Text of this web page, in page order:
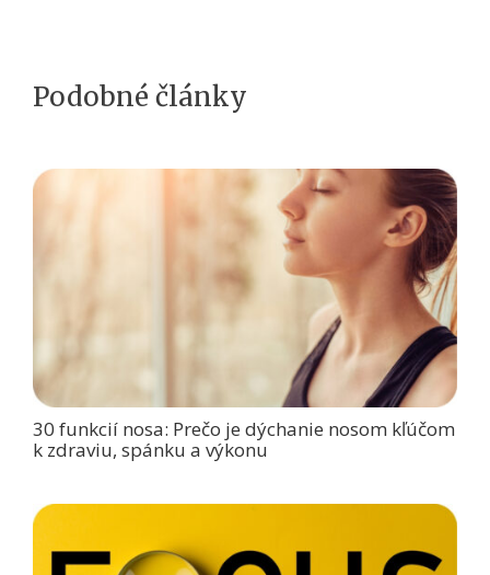
Podobné články
30 funkcií nosa: Prečo je dýchanie nosom kľúčom
k zdraviu, spánku a výkonu